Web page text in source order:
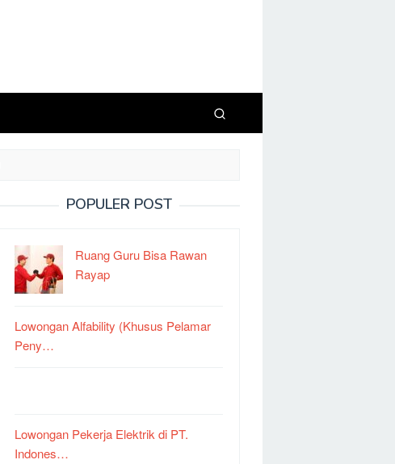
POPULER POST
Ruang Guru Bisa Rawan
Rayap
Lowongan Alfability (Khusus Pelamar
Peny…
Lowongan Pekerja Elektrik di PT.
Indones…